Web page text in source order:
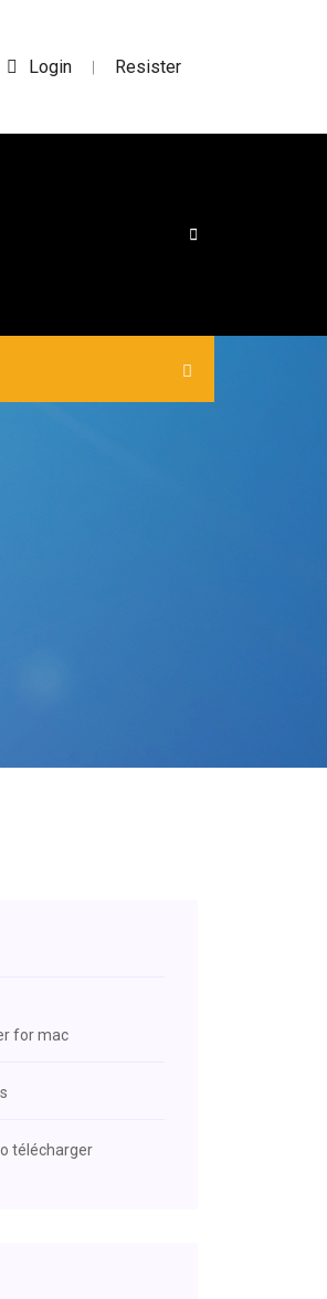
Login | Resister
for mac
télécharger